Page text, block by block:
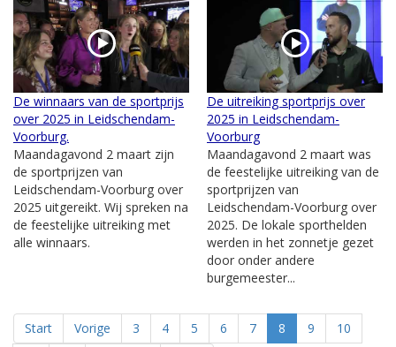
De winnaars van de sportprijs
over 2025 in Leidschendam-
Voorburg.
Maandagavond 2 maart zijn
de sportprijzen van
Leidschendam-Voorburg over
2025 uitgereikt. Wij spreken na
de feestelijke uitreiking met
alle winnaars.
De uitreiking sportprijs over
2025 in Leidschendam-
Voorburg
Maandagavond 2 maart was
de feestelijke uitreiking van de
sportprijzen van
Leidschendam-Voorburg over
2025. De lokale sporthelden
werden in het zonnetje gezet
door onder andere
burgemeester...
Start Vorige 3 4 5 6 7 8 9
10